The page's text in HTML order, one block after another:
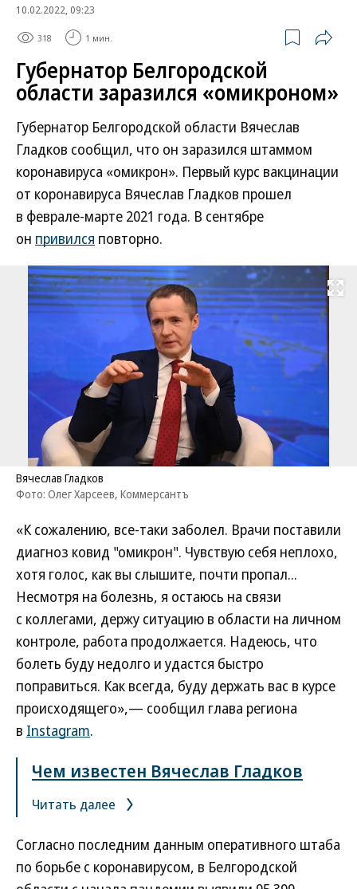
10.02.2022, 09:23
318 1 мин.
Губернатор Белгородской
области заразился «омикроном»
Губернатор Белгородской области Вячеслав
Гладков сообщил, что он заразился штаммом
коронавируса «омикрон». Первый курс вакцинации
от коронавируса Вячеслав Гладков прошел
в феврале-марте 2021 года. В сентябре
он привился повторно.
Развернуть
Вячеслав Гладков
Фото: Олег Харсеев, Коммерсантъ
«К сожалению, все-таки заболел. Врачи поставили
диагноз ковид "омикрон". Чувствую себя неплохо,
хотя голос, как вы слышите, почти пропал...
Несмотря на болезнь, я остаюсь на связи
с коллегами, держу ситуацию в области на личном
контроле, работа продолжается. Надеюсь, что
болеть буду недолго и удастся быстро
поправиться. Как всегда, буду держать вас в курсе
происходящего»,— сообщил глава региона
в Instagram.
Чем известен Вячеслав Гладков
Читать далее
Согласно последним данным оперативного штаба
по борьбе с коронавирусом, в Белгородской